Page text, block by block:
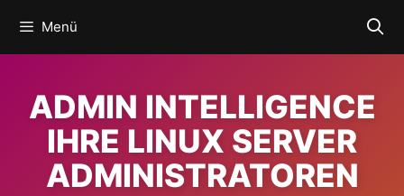
Inhalt
springen
Menü
ADMIN INTELLIGENCE
IHRE LINUX SERVER
ADMINISTRATOREN